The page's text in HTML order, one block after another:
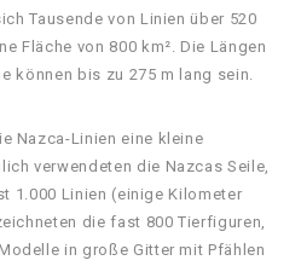
Tausende von Linien über 520
Fläche von 800 km². Die Längen
können bis zu 275 m lang sein.
Nazca-Linien eine kleine
verwendeten die Nazcas Seile,
1.000 Linien (einige Kilometer
die fast 800 Tierfiguren,
in große Gitter mit Pfählen